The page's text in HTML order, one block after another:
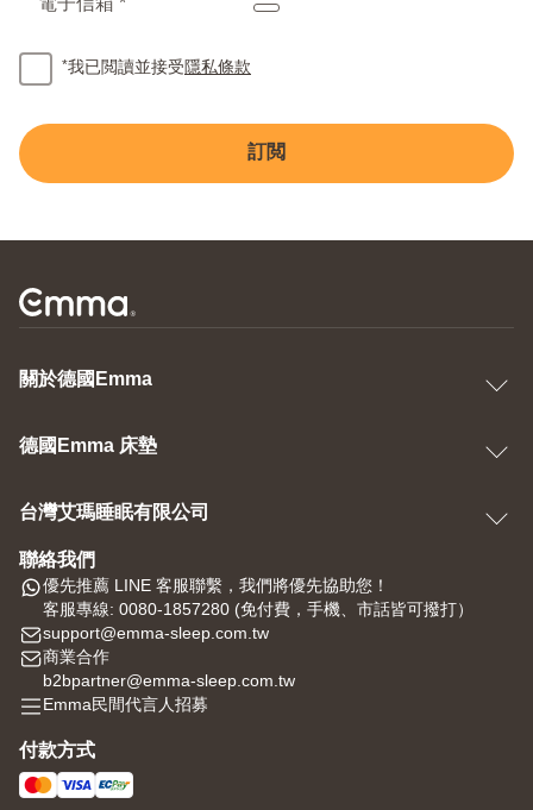
*我已閲讀並接受 隱私條款
訂閲
關於德國Emma
德國Emma 床墊
台灣艾瑪睡眠有限公司
聯絡我們
優先推薦 LINE 客服聯繫，我們將優先協助您！
客服專線: 0080-1857280 (免付費，手機、市話皆可撥打）
support@emma-sleep.com.tw
商業合作
b2bpartner@emma-sleep.com.tw
Emma民間代言人招募
付款方式